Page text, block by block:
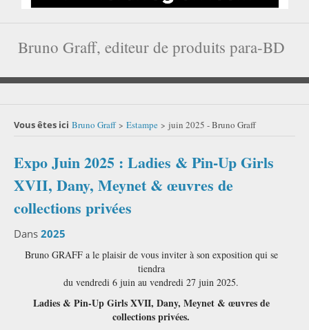
Bruno Graff, editeur de produits para-BD
Vous êtes ici Bruno Graff > Estampe > juin 2025 - Bruno Graff
Expo Juin 2025 : Ladies & Pin-Up Girls
XVII, Dany, Meynet & œuvres de
collections privées
Dans 2025
Bruno GRAFF a le plaisir de vous inviter à son exposition qui se
tiendra
du vendredi 6 juin au vendredi 27 juin 2025.
Ladies & Pin-Up Girls XVII, Dany, Meynet & œuvres de
collections privées.